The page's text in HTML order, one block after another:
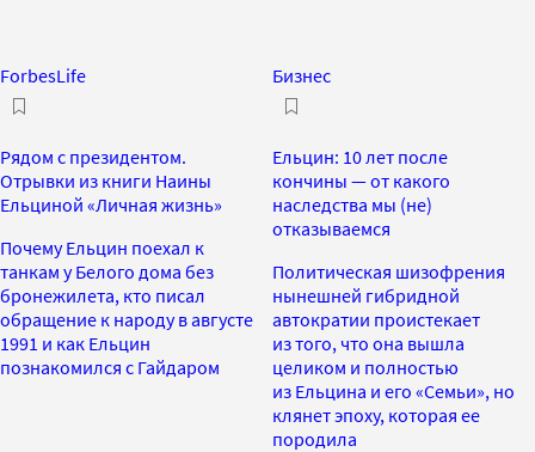
ForbesLife
Рядом с президентом.
Отрывки из книги Наины
Ельциной «Личная жизнь»
Почему Ельцин поехал к
танкам у Белого дома без
бронежилета, кто писал
обращение к народу в августе
1991 и как Ельцин
познакомился с Гайдаром
Бизнес
Ельцин: 10 лет после
кончины — от какого
наследства мы (не)
отказываемся
Политическая шизофрения
нынешней гибридной
автократии проистекает
из того, что она вышла
целиком и полностью
из Ельцина и его «Семьи», но
клянет эпоху, которая ее
породила